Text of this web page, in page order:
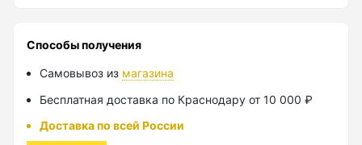
Способы получения
Самовывоз из магазина
Бесплатная доставка по Краснодару от 10 000 ₽
Доставка по всей России
Лазерные уровни
Лазерные уровни (с зеленым лучом)
Лазерные уровни (с красным лучом)
Лазерные уровни ADA